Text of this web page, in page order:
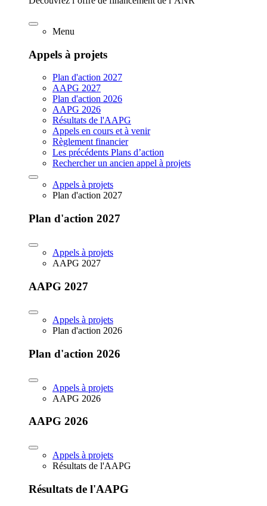
Menu
Appels à projets
Plan d'action 2027
AAPG 2027
Plan d'action 2026
AAPG 2026
Résultats de l'AAPG
Appels en cours et à venir
Règlement financier
Les précédents Plans d’action
Rechercher un ancien appel à projets
Appels à projets
Plan d'action 2027
Plan d'action 2027
Appels à projets
AAPG 2027
AAPG 2027
Appels à projets
Plan d'action 2026
Plan d'action 2026
Appels à projets
AAPG 2026
AAPG 2026
Appels à projets
Résultats de l'AAPG
Résultats de l'AAPG